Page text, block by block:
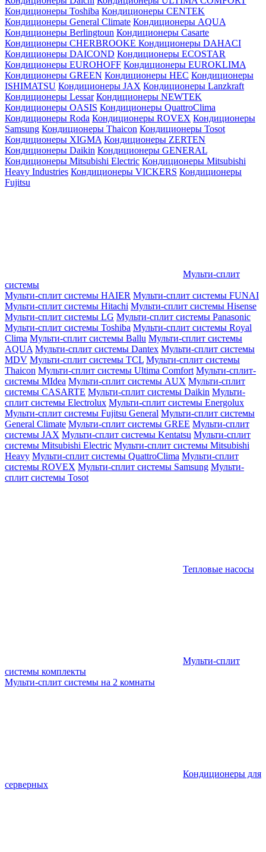
Кондиционеры Toshiba Кондиционеры CENTEK
Кондиционеры General Climate Кондиционеры AQUA
Кондиционеры Berlingtoun Кондиционеры Casarte
Кондиционеры CHERBROOKE Кондиционеры DAHACI
Кондиционеры DAICOND Кондиционеры ECOSTAR
Кондиционеры EUROHOFF Кондиционеры EUROKLIMA
Кондиционеры GREEN Кондиционеры HEC Кондиционеры
ISHIMATSU Кондиционеры JAX Кондиционеры Lanzkraft
Кондиционеры Lessar Кондиционеры NEWTEK
Кондиционеры OASIS Кондиционеры QuattroClima
Кондиционеры Roda Кондиционеры ROVEX Кондиционеры
Samsung Кондиционеры Thaicon Кондиционеры Tosot
Кондиционеры XIGMA Кондиционеры ZERTEN
Кондиционеры Daikin Кондиционеры GENERAL
Кондиционеры Mitsubishi Electric Кондиционеры Mitsubishi
Heavy Industries Кондиционеры VICKERS Кондиционеры
Fujitsu
Мульти-сплит
системы
Мульти-сплит системы HAIER Мульти-сплит системы FUNAI
Мульти-сплит системы Hitachi Мульти-сплит системы Hisense
Мульти-сплит системы LG Мульти-сплит системы Panasonic
Мульти-сплит системы Toshiba Мульти-сплит системы Royal
Clima Мульти-сплит системы Ballu Мульти-сплит системы
AQUA Мульти-сплит системы Dantex Мульти-сплит системы
MDV Мульти-сплит системы TCL Мульти-сплит системы
Thaicon Мульти-сплит системы Ultima Comfort Мульти-сплит-
системы MIdea Мульти-сплит системы AUX Мульти-сплит
системы CASARTE Мульти-сплит системы Daikin Мульти-
сплит системы Electrolux Мульти-сплит системы Energolux
Мульти-сплит системы Fujitsu General Мульти-сплит системы
General Climate Мульти-сплит системы GREE Мульти-сплит
системы JAX Мульти-сплит системы Kentatsu Мульти-сплит
системы Mitsubishi Electric Мульти-сплит системы Mitsubishi
Heavy Мульти-сплит системы QuattroClima Мульти-сплит
системы ROVEX Мульти-сплит системы Samsung Мульти-
сплит системы Tosot
Тепловые насосы
Мульти-сплит
системы комплекты
Мульти-сплит системы на 2 комнаты
Кондиционеры для
серверных